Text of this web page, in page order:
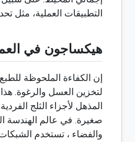
التطبيقات العملية، مثل
هيكساجون في
إن الكفاءة الملحوظة
لتخزين العسل والرغوة.
المذهل لأجزاء الثلج
صغيرة. في عالم الهندسة
والفضاء ، تستخدم